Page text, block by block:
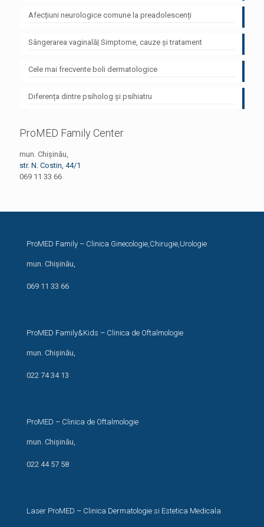
Afecțiuni neurologice comune la preadolescenți
Sângerarea vaginală| Simptome, cauze și tratament
Cele mai frecvente boli dermatologice
Diferența dintre psiholog și psihiatru
ProMED Family Center
mun. Chișinău,
str. N. Costin, 44/1
069 11 33 66
ProMED Family – Clinica Ginecologie,Chirugie,Urologie
mun. Chișinău,
069 11 33 66
ProMED Family&Kids – Clinica de Oftalmologie
mun. Chișinău,
022 74 34 13
ProMED – Clinica de Oftalmologie
mun. Chișinău,
022 44 57 58
Laser ProMED – Clinica Dermatologie si Estetica Medicala